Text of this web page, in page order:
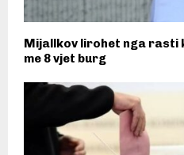
Mijallkov lirohet nga rasti
me 8 vjet burg